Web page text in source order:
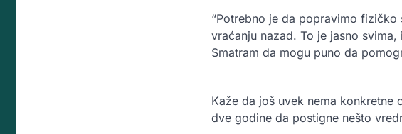
“Potrebno je da popravimo
vraćanju nazad. To je jasno
Smatram da mogu puno da
Kaže da još uvek nema konkretne
dve godine da postigne nešto